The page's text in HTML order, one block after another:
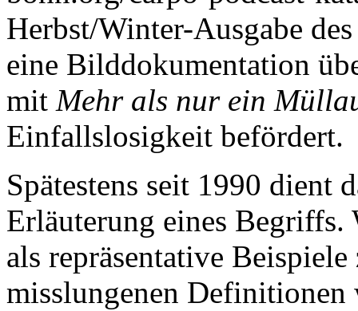
Herbst/Winter-Ausgabe
eine Bilddokumentation
mit Mehr als nur ein
Einfallslosigkeit befördert.
Spätestens seit 1990 dient
Erläuterung eines
als repräsentative
misslungenen Definitionen